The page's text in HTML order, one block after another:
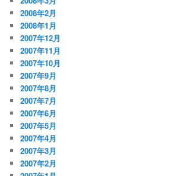
2008年2月
2008年1月
2007年12月
2007年11月
2007年10月
2007年9月
2007年8月
2007年7月
2007年6月
2007年5月
2007年4月
2007年3月
2007年2月